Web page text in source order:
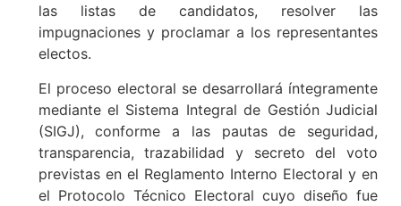
las listas de candidatos, resolver las
impugnaciones y proclamar a los representantes
electos.
El proceso electoral se desarrollará íntegramente
mediante el Sistema Integral de Gestión Judicial
(SIGJ), conforme a las pautas de seguridad,
transparencia, trazabilidad y secreto del voto
previstas en el Reglamento Interno Electoral y en
el Protocolo Técnico Electoral cuyo diseño fue